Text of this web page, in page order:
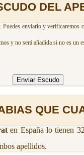
DEL
Puedes enviarlo y
y no será añadida si no es un
QUE
en España lo tienen
apellidos.